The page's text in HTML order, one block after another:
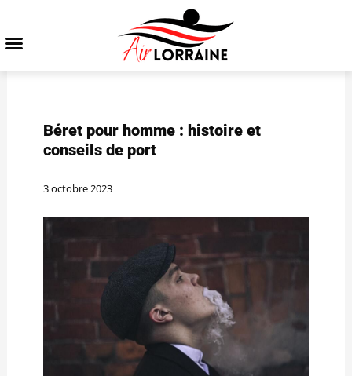
Béret pour homme : histoire et
conseils de port
3 octobre 2023